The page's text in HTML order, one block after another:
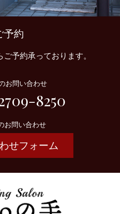
予約
予約承っております。
お問い合わせ
8250
お問い合わせ
せフォーム